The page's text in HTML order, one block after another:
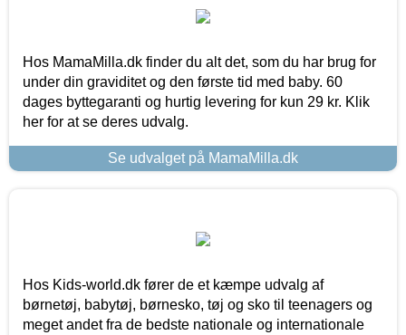
Hos MamaMilla.dk finder du alt det, som du har brug for
under din graviditet og den første tid med baby. 60
dages byttegaranti og hurtig levering for kun 29 kr. Klik
her for at se deres udvalg.
Se udvalget på MamaMilla.dk
Hos Kids-world.dk fører de et kæmpe udvalg af
børnetøj, babytøj, børnesko, tøj og sko til teenagers og
meget andet fra de bedste nationale og internationale